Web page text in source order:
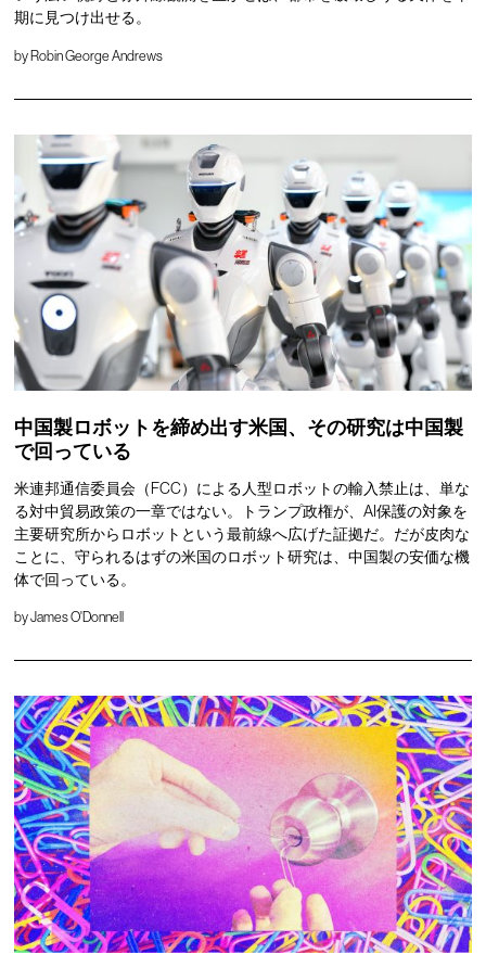
期に見つけ出せる。
by Robin George Andrews
中国製ロボットを締め出す米国、その研究は中国製
で回っている
米連邦通信委員会（FCC）による人型ロボットの輸入禁止は、単な
る対中貿易政策の一章ではない。トランプ政権が、AI保護の対象を
主要研究所からロボットという最前線へ広げた証拠だ。だが皮肉な
ことに、守られるはずの米国のロボット研究は、中国製の安価な機
体で回っている。
byJames O'Donnell